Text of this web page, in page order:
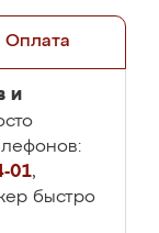
Оплата
и
01,
быстро